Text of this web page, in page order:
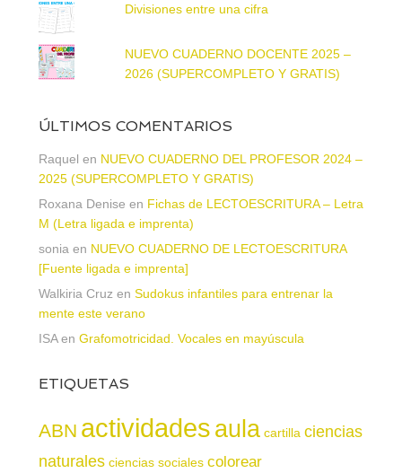
Divisiones entre una cifra
NUEVO CUADERNO DOCENTE 2025 –
2026 (SUPERCOMPLETO Y GRATIS)
ÚLTIMOS COMENTARIOS
Raquel en NUEVO CUADERNO DEL PROFESOR 2024 –
2025 (SUPERCOMPLETO Y GRATIS)
Roxana Denise en Fichas de LECTOESCRITURA – Letra
M (Letra ligada e imprenta)
sonia en NUEVO CUADERNO DE LECTOESCRITURA
[Fuente ligada e imprenta]
Walkiria Cruz en Sudokus infantiles para entrenar la
mente este verano
ISAen Grafomotricidad. Vocales en mayúscula
ETIQUETAS
ABN actividadesaula cartilla ciencias
naturales ciencias sociales colorear